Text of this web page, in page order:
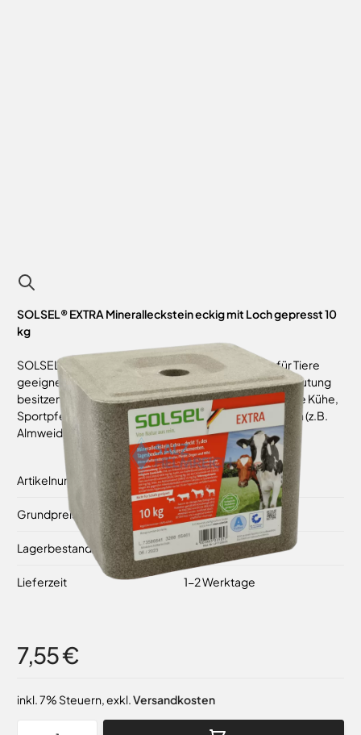
SOLSEL® EXTRA Mineralleckstein eckig mit Loch gepresst 10
kg
SOLSEL® Extra Minerallecksteine sind besonders für Tiere
geeignet, die für ihre Halter hohe wirtschaftliche Bedeutung
besitzen. Jungvieh in der Wachstumsphase, laktierende Kühe,
Sportpferde oder Weidetiere in bestimmten Gebieten (z.B.
Almweidung).
Artikelnummer 84529
Grundpreis 0,76 €/ 1 kg
Lagerbestand Auf Lager
Lieferzeit 1-2 Werktage
7,55 €
inkl. 7% Steuern,exkl.Versandkosten